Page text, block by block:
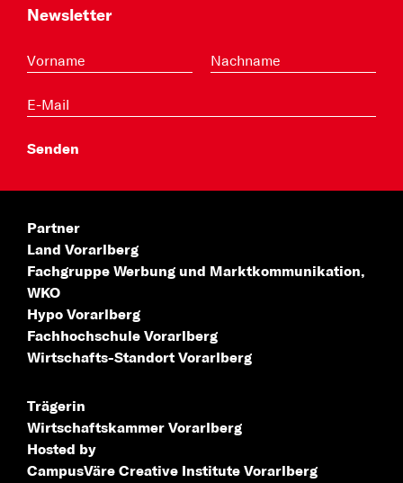
Newsletter
Partner
Land Vorarlberg
Fachgruppe Werbung und Marktkommunikation,
WKO
Hypo Vorarlberg
Fachhochschule Vorarlberg
Wirtschafts-Standort Vorarlberg
Trägerin
Wirtschaftskammer Vorarlberg
Hosted by
CampusVäre Creative Institute Vorarlberg